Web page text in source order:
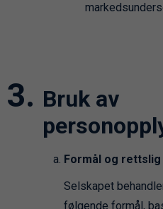
Bruk av
Formål og rettslig
Selskapet
følgende formål,